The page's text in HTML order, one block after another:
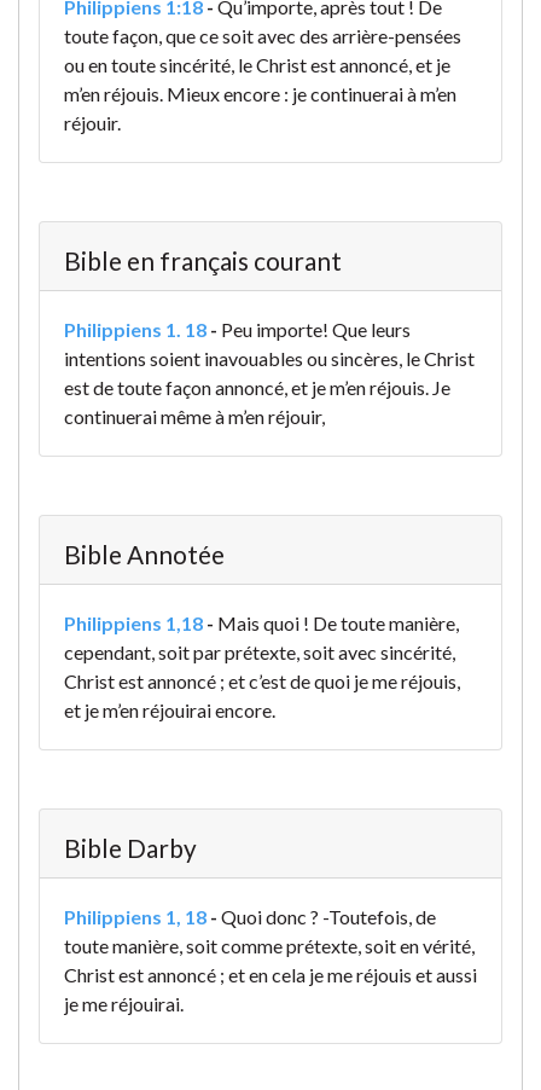
Philippiens 1:18 - Qu’importe, après tout ! De
toute façon, que ce soit avec des arrière-pensées
ou en toute sincérité, le Christ est annoncé, et je
m’en réjouis. Mieux encore : je continuerai à m’en
réjouir.
Bible en français courant
Philippiens 1. 18 - Peu importe! Que leurs
intentions soient inavouables ou sincères, le Christ
est de toute façon annoncé, et je m’en réjouis. Je
continuerai même à m’en réjouir,
Bible Annotée
Philippiens 1,18 - Mais quoi ! De toute manière,
cependant, soit par prétexte, soit avec sincérité,
Christ est annoncé ; et c’est de quoi je me réjouis,
et je m’en réjouirai encore.
Bible Darby
Philippiens 1, 18 - Quoi donc ? -Toutefois, de
toute manière, soit comme prétexte, soit en vérité,
Christ est annoncé ; et en cela je me réjouis et aussi
je me réjouirai.